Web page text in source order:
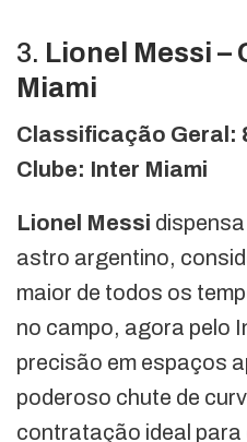
3. Lionel Messi –
Miami
Classificação Geral:
Clube: Inter Miami
Lionel Messi
astro argentino,
maior de todos os
no campo, agora pelo
precisão em espaços
poderoso chute de
contratação ideal para